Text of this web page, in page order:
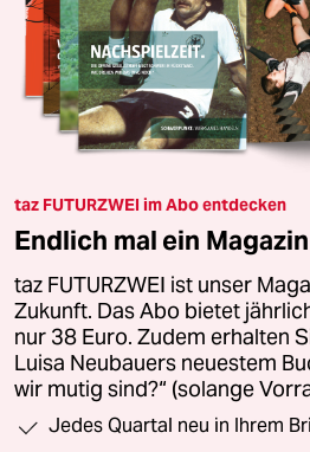
taz FUTURZWEI im Abo entdecken
Endlich mal ein
taz FUTURZWEI ist unser
Zukunft. Das Abo bietet
nur 38 Euro. Zudem erhalten
Luisa Neubauers neuestem
wir mutig sind?“ (solange
Jedes Quartal neu in Ihrem